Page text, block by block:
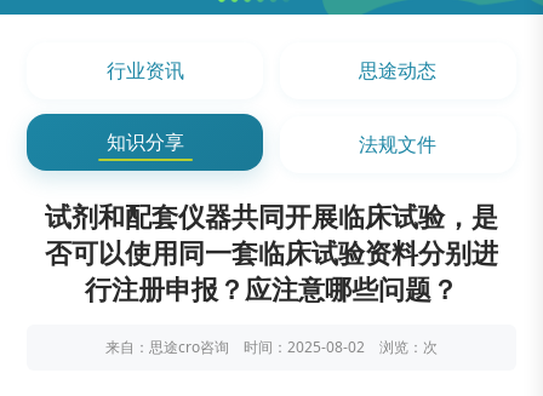
行业资讯 思途动态
知识分享 法规文件
试剂和配套仪器共同开展临床试验，是
否可以使用同一套临床试验资料分别进
行注册申报？应注意哪些问题？
来自：思途cro咨询 时间：2025-08-02 浏览： 次